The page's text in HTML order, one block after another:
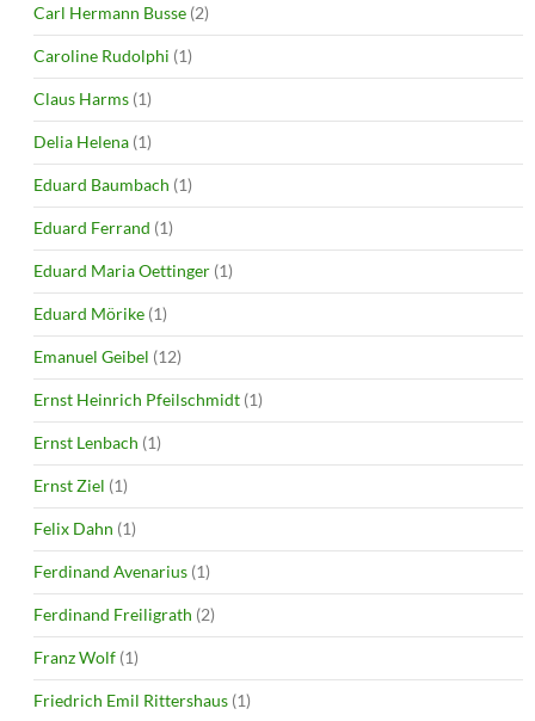
Carl Hermann Busse (2)
Caroline Rudolphi (1)
Claus Harms (1)
Delia Helena (1)
Eduard Baumbach (1)
Eduard Ferrand (1)
Eduard Maria Oettinger (1)
Eduard Mörike (1)
Emanuel Geibel (12)
Ernst Heinrich Pfeilschmidt (1)
Ernst Lenbach (1)
Ernst Ziel (1)
Felix Dahn (1)
Ferdinand Avenarius (1)
Ferdinand Freiligrath (2)
Franz Wolf (1)
Friedrich Emil Rittershaus (1)